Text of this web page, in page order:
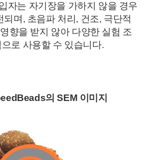
자는 자기장을 가하지 않을 경우
되며, 초음파 처리, 건조, 극단적
향을 받지 않아 다양한 실험 조
로 사용할 수 있습니다.
의 SEM 이미지